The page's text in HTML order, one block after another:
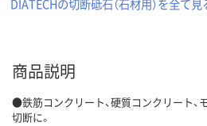
DIATECHの切断砥石（石材用）を全て見
商品説明
●鉄筋コンクリート、硬質コンクリート、
切断に。